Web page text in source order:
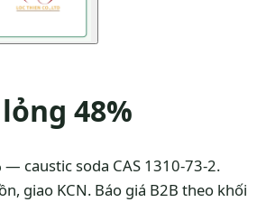
48%
caustic soda CAS 1310-73-2.
giao KCN. Báo giá B2B theo khối